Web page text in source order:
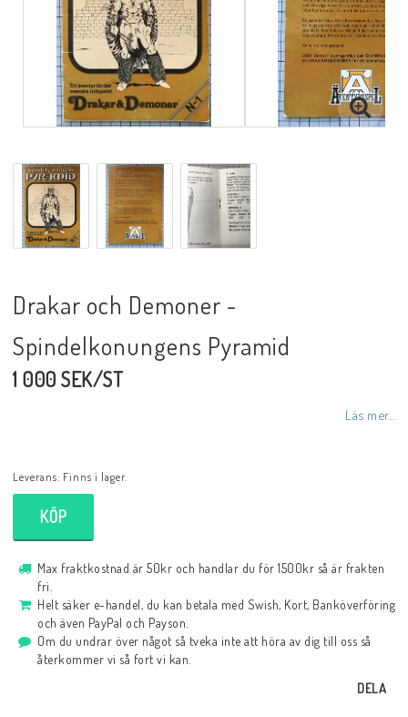
Drakar och Demoner -
Spindelkonungens Pyramid
1 000 SEK/ST
Läs mer...
Leverans: Finns i lager.
KÖP
Max fraktkostnad är 50kr och handlar du för 1500kr så är frakten
fri.
Helt säker e-handel, du kan betala med Swish, Kort, Banköverföring
och även PayPal och Payson.
Om du undrar över något så tveka inte att höra av dig till oss så
återkommer vi så fort vi kan.
DELA